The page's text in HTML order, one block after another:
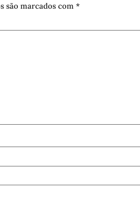
são marcados com *